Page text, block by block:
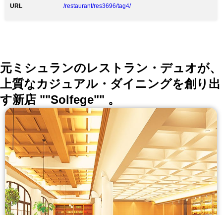
チ2,200円(税込)～、ディナー3,960円(税込)～ 女性に人
全個室もご利用できるのでお子様連れでも安心
URL
/restaurant/res3696/tag4/
元ミシュランのレストラン・デュオが、
上質なカジュアル・ダイニングを創り出
す新店 ""Solfege"" 。